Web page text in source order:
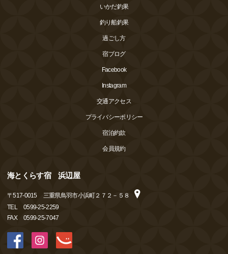
いかだ釣果
釣り船釣果
過ごし方
宿ブログ
Facebook
Instagram
交通アクセス
プライバシーポリシー
宿泊約款
会員規約
海とくらす宿 浜辺屋
〒517-0015
三重県鳥羽市小浜町２７２－５８
TEL
0599-25-2259
FAX
0599-25-7047